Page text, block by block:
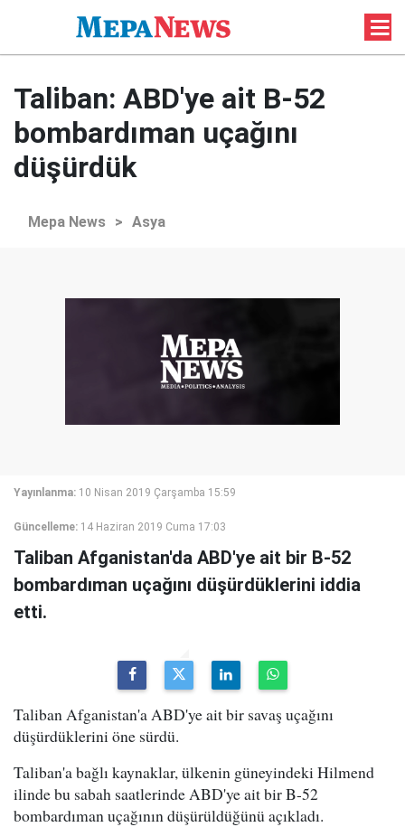
Taliban: ABD'ye ait B-52
bombardıman uçağını
düşürdük
Mepa News > Asya
Yayınlanma: 10 Nisan 2019 Çarşamba 15:59
Güncelleme: 14 Haziran 2019 Cuma 17:03
Taliban Afganistan'da ABD'ye ait bir B-52
bombardıman uçağını düşürdüklerini iddia
etti.
Taliban Afganistan'a ABD'ye ait bir savaş uçağını
düşürdüklerini öne sürdü.
Taliban'a bağlı kaynaklar, ülkenin güneyindeki Hilmend
ilinde bu sabah saatlerinde ABD'ye ait bir B-52
bombardıman uçağının düşürüldüğünü açıkladı.